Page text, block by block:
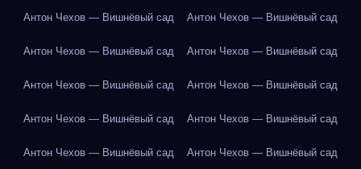
Антон Чехов — Вишнёвый сад Антон Чехов — Вишнёвый сад
Антон Чехов — Вишнёвый сад Антон Чехов — Вишнёвый сад
Антон Чехов — Вишнёвый сад Антон Чехов — Вишнёвый сад
Антон Чехов — Вишнёвый сад Антон Чехов — Вишнёвый сад
Антон Чехов — Вишнёвый сад Антон Чехов — Вишнёвый сад